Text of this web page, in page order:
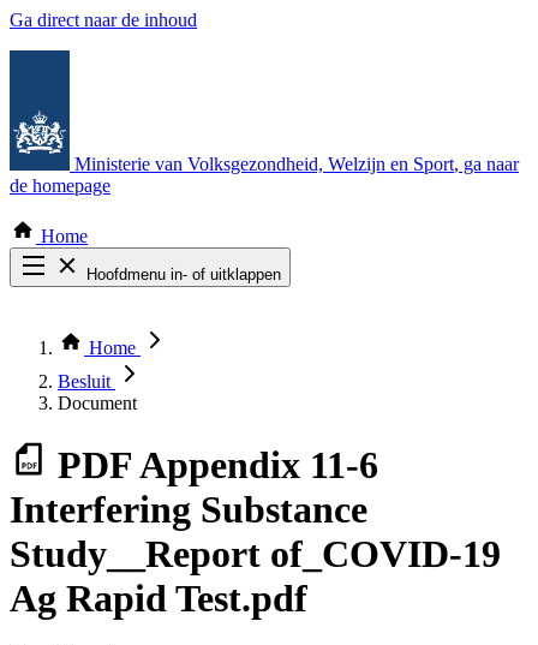
Ga direct naar de inhoud
Ministerie van Volksgezondheid, Welzijn en Sport, ga naar
de homepage
Home
Hoofdmenu in- of uitklappen
Thema COVID-19
Bekijk per bestuursorgaan
Home
Besluit
Document
PDFAppendix 11-6
Interfering Substance
Study__Report of_COVID-19
Ag Rapid Test.pdf